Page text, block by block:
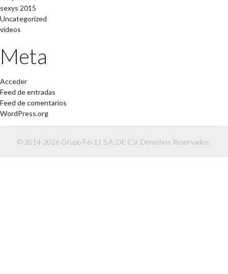
sexys 2015
Uncategorized
videos
Meta
Acceder
Feed de entradas
Feed de comentarios
WordPress.org
© 2014-2026 Grupo F6-11 S.A. DE C.V. Derechos Reservados.